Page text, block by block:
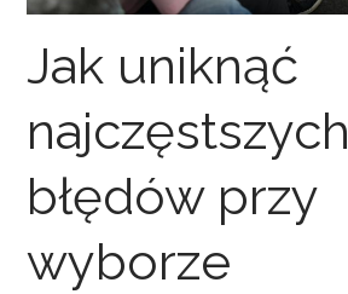
Jak uniknąć
najczęstszych
błędów przy
wyborze